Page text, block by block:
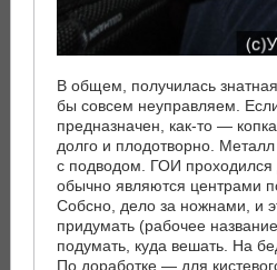
В общем, получилась
бы совсем неуправляем.
предназначен, как-то —
долго и плодотворно.
с подводом. ГОИ проходился
обычно являются центрами
Собсно, дело за ножнами, и
придумать (рабочее
подумать, куда вешать. На
По доработке — для